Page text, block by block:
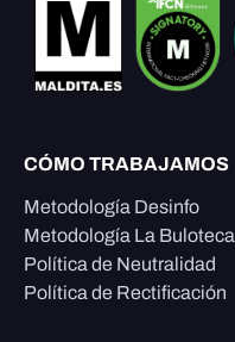
CÓMO TRABAJAMOS
Metodología Desinfo
Metodología La Buloteca
Política de Neutralidad
Política de Rectificación